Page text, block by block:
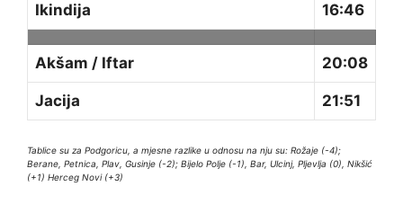
Ikindija 16:46
Akšam / Iftar 20:08
Jacija 21:51
Tablice su za Podgoricu, a mjesne razlike u odnosu na nju su: Rožaje (-4);
Berane, Petnica, Plav, Gusinje (-2); Bijelo Polje (-1), Bar, Ulcinj, Pljevlja (0), Nikšić
(+1) Herceg Novi (+3)